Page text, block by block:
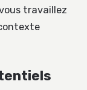
travaillez